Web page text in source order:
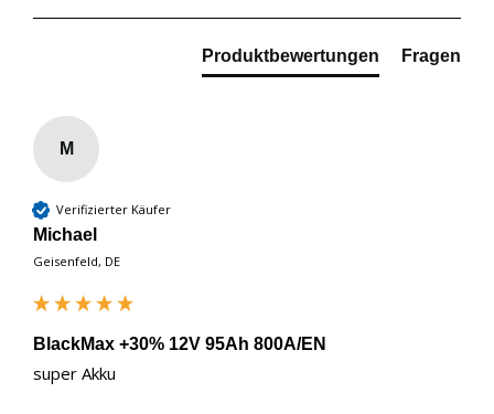
Produktbewertungen Fragen
M
Verifizierter Käufer
Michael
Geisenfeld, DE
BlackMax +30% 12V 95Ah 800A/EN
super Akku